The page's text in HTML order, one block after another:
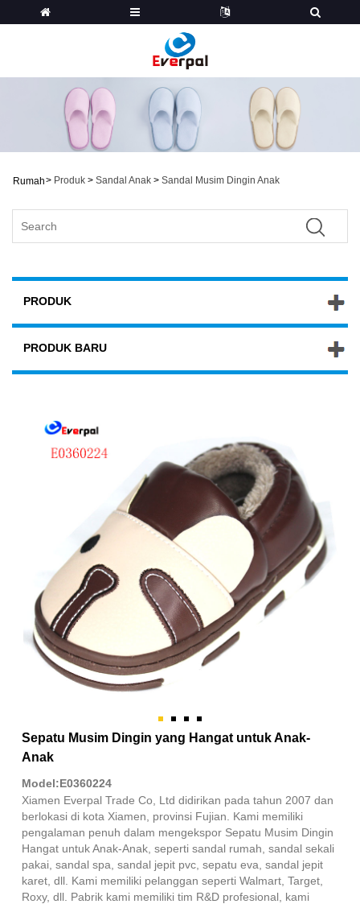
Rumah> Produk > Sandal Anak > Sandal Musim Dingin Anak
PRODUK
PRODUK BARU
Sepatu Musim Dingin yang Hangat untuk Anak-
Anak
Model:E0360224
Xiamen Everpal Trade Co, Ltd didirikan pada tahun 2007 dan
berlokasi di kota Xiamen, provinsi Fujian. Kami memiliki
pengalaman penuh dalam mengekspor Sepatu Musim Dingin
Hangat untuk Anak-Anak, seperti sandal rumah, sandal sekali
pakai, sandal spa, sandal jepit pvc, sepatu eva, sandal jepit
karet, dll. Kami memiliki pelanggan seperti Walmart, Target,
Roxy, dll. Pabrik kami memiliki tim R&D profesional, kami